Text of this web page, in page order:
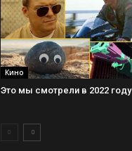
Кино
Это мы смотрели в 2022 году